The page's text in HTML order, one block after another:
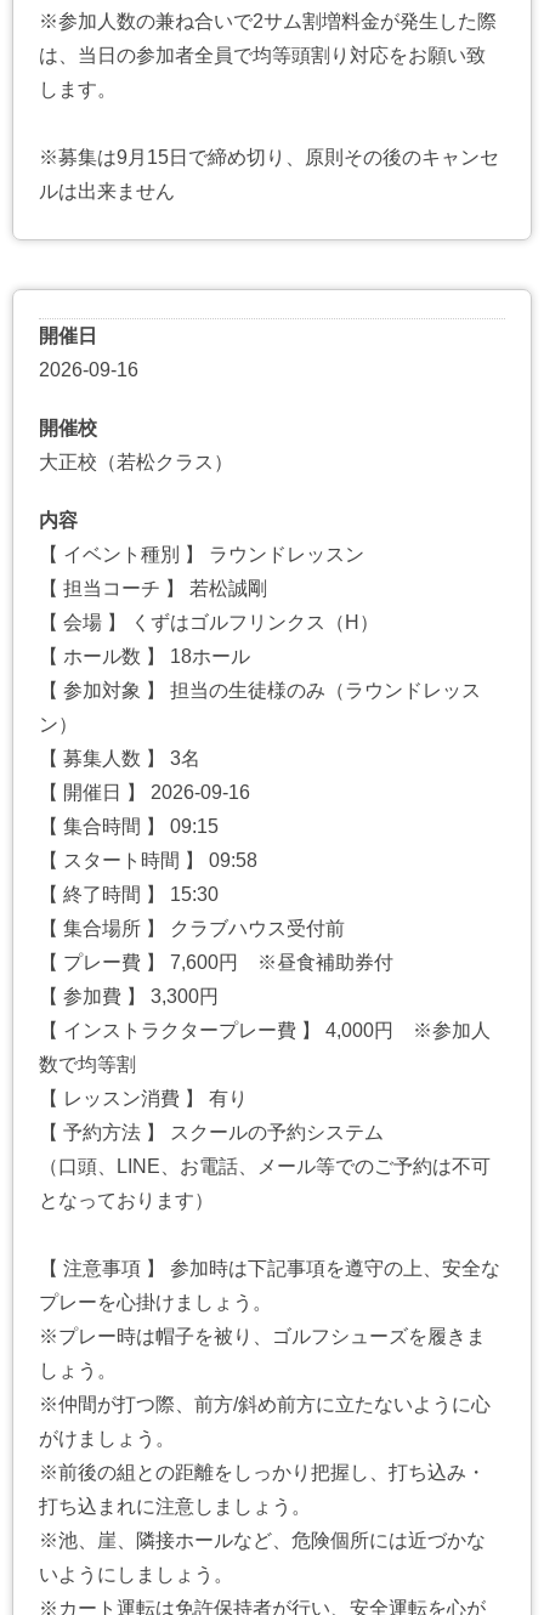
※参加人数の兼ね合いで2サム割増料金が発生した際
は、当日の参加者全員で均等頭割り対応をお願い致
します。
※募集は9月15日で締め切り、原則その後のキャンセ
ルは出来ません
開催日
2026-09-16
開催校
大正校（若松クラス）
内容
【 イベント種別 】 ラウンドレッスン
【 担当コーチ 】 若松誠剛
【 会場 】 くずはゴルフリンクス（H）
【 ホール数 】 18ホール
【 参加対象 】 担当の生徒様のみ（ラウンドレッス
ン）
【 募集人数 】 3名
【 開催日 】 2026-09-16
【 集合時間 】 09:15
【 スタート時間 】 09:58
【 終了時間 】 15:30
【 集合場所 】 クラブハウス受付前
【 プレー費 】 7,600円 ※昼食補助券付
【 参加費 】 3,300円
【 インストラクタープレー費 】 4,000円 ※参加人
数で均等割
【 レッスン消費 】 有り
【 予約方法 】 スクールの予約システム
（口頭、LINE、お電話、メール等でのご予約は不可
となっております）
【 注意事項 】 参加時は下記事項を遵守の上、安全な
プレーを心掛けましょう。
※プレー時は帽子を被り、ゴルフシューズを履きま
しょう。
※仲間が打つ際、前方/斜め前方に立たないように心
がけましょう。
※前後の組との距離をしっかり把握し、打ち込み・
打ち込まれに注意しましょう。
※池、崖、隣接ホールなど、危険個所には近づかな
いようにしましょう。
※カート運転は免許保持者が行い、安全運転を心が